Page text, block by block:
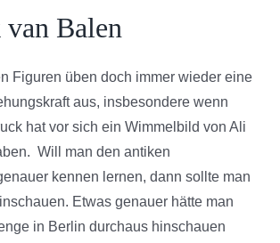
Balen
Figuren üben doch immer wieder eine
aus, insbesondere wenn
hat vor sich ein Wimmelbild von Ali
Will man den antiken
kennen lernen, dann sollte man
Etwas genauer hätte man
in Berlin durchaus hinschauen